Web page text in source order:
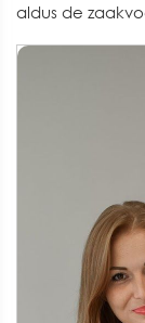
aldus de